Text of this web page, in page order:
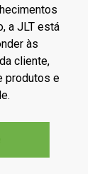
a JLT está
às
cliente,
produtos e